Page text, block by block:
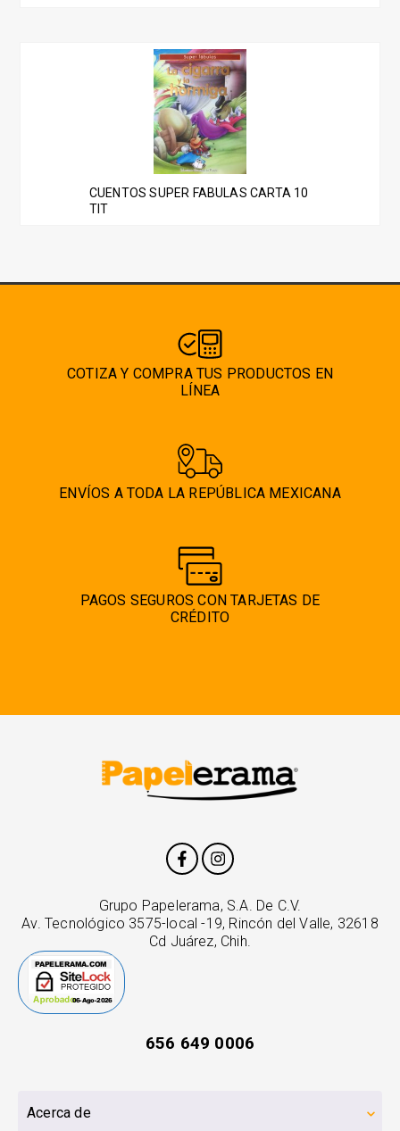
CUENTOS SUPER FABULAS CARTA 10
TIT
COTIZA Y COMPRA TUS PRODUCTOS EN
LÍNEA
ENVÍOS A TODA LA REPÚBLICA MEXICANA
PAGOS SEGUROS CON TARJETAS DE
CRÉDITO
Grupo Papelerama, S.A. De C.V.
Av. Tecnológico 3575-local -19, Rincón del Valle, 32618
Cd Juárez, Chih.
656 649 0006
Acerca de